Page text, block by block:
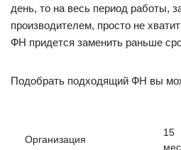
день, то на весь период работы,
производителем, просто не
ФН придется заменить раньше
Подобрать подходящий ФН вы
Организация
15